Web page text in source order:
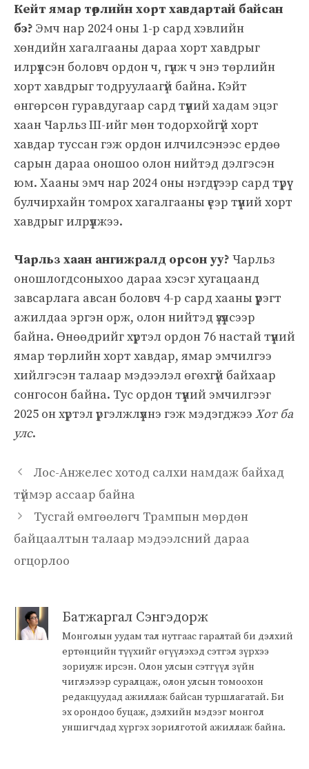
Кейт ямар төрлийн хорт хавдартай байсан
бэ? Эмч нар 2024 оны 1-р сард хэвлийн
хөндийн хагалгааны дараа хорт хавдрыг
илрүүлсэн боловч ордон ч, гүнж ч энэ төрлийн
хорт хавдрыг тодруулаагүй байна. Кэйт
өнгөрсөн гуравдугаар сард түүний хадам эцэг
хаан Чарльз III-ийг мөн тодорхойгүй хорт
хавдар туссан гэж ордон илчилсэнээс ердөө
сарын дараа оношоо олон нийтэд дэлгэсэн
юм. Хааны эмч нар 2024 оны нэгдүгээр сард түрүү
булчирхайн томрох хагалгааны үеэр түүний хорт
хавдрыг илрүүлжээ.
Чарльз хаан ангижралд орсон уу? Чарльз
оношлогдсоныхоо дараа хэсэг хугацаанд
завсарлага авсан боловч 4-р сард хааны үүрэгт
ажилдаа эргэн орж, олон нийтэд үзүүлсээр
байна. Өнөөдрийг хүртэл ордон 76 настай түүний
ямар төрлийн хорт хавдар, ямар эмчилгээ
хийлгэсэн талаар мэдээлэл өгөхгүй байхаар
сонгосон байна. Тус ордон түүний эмчилгээг
2025 он хүртэл үргэлжлүүлнэ гэж мэдэгджээ Хот ба
улс.
Лос-Анжелес хотод салхи намдаж байхад
түймэр ассаар байна
Тусгай өмгөөлөгч Трампын мөрдөн
байцаалтын талаар мэдээлсний дараа
огцорлоо
Батжаргал Сэнгэдорж
Монголын уудам тал нутгаас гаралтай би дэлхий
ертөнцийн түүхийг өгүүлэхэд сэтгэл зүрхээ
зориулж ирсэн. Олон улсын сэтгүүл зүйн
чиглэлээр суралцаж, олон улсын томоохон
редакцуудад ажиллаж байсан туршлагатай. Би
эх орондоо буцаж, дэлхийн мэдээг монгол
уншигчдад хүргэх зорилготой ажиллаж байна.